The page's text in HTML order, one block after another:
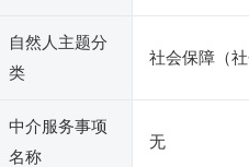
自然人主题分
类
社会保障（
中介服务事项
名称
无